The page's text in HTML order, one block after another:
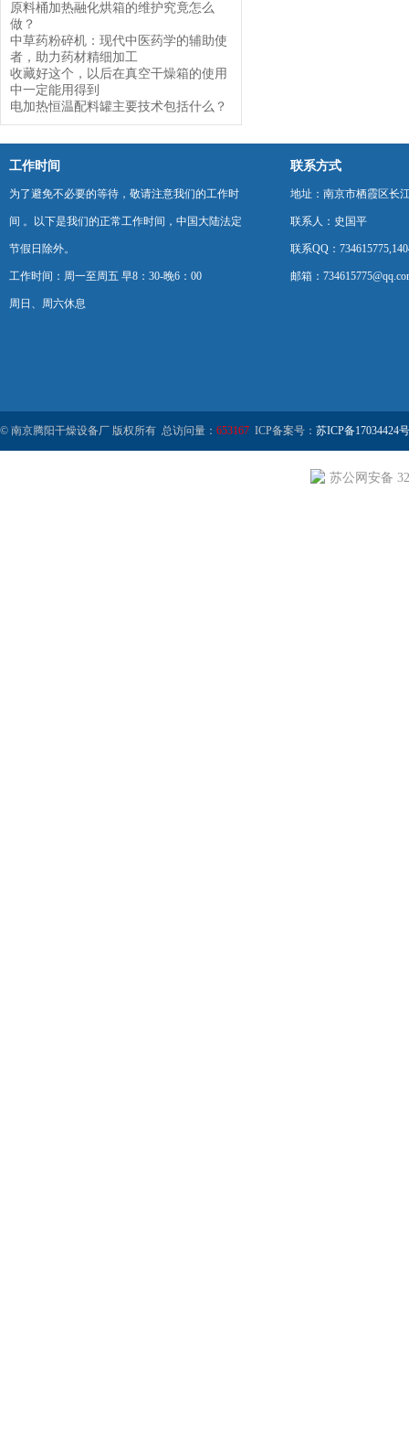
原料桶加热融化烘箱的维护究竟怎么
做？
中草药粉碎机：现代中医药学的辅助使
者，助力药材精细加工
收藏好这个，以后在真空干燥箱的使用
中一定能用得到
电加热恒温配料罐主要技术包括什么？
工作时间
为了避免不必要的等待，敬请注意我们的工作时
间 。以下是我们的正常工作时间，中国大陆法定
节假日除外。
工作时间：周一至周五 早8：30-晚6：00
周日、周六休息
联系方式
地址：南京市栖霞区长
联系人：史国平
联系QQ：
邮箱：
© 南京腾阳干燥设备厂 版权所有 总访问量： 653167 ICP备案号： 苏ICP备17034424
苏公网安备